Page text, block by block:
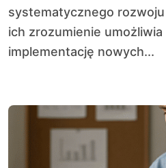
systematycznego
ich zrozumienie
implementację nowych...